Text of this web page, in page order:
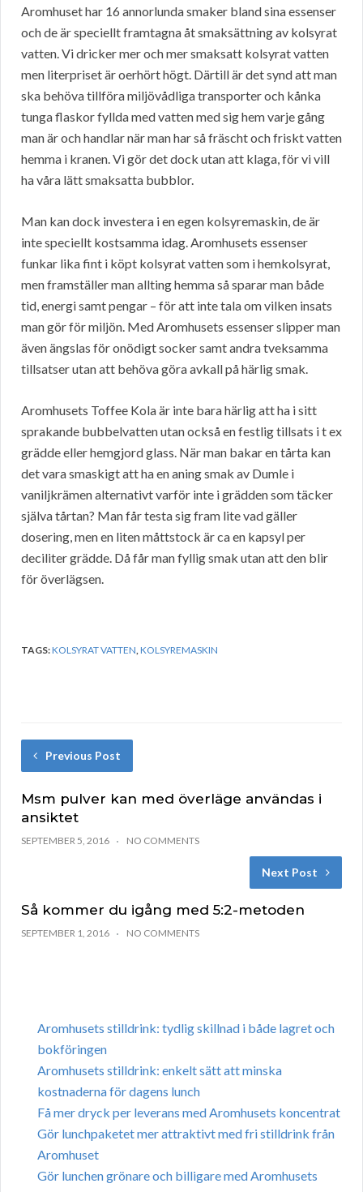
Aromhuset har 16 annorlunda smaker bland sina essenser
och de är speciellt framtagna åt smaksättning av kolsyrat
vatten. Vi dricker mer och mer smaksatt kolsyrat vatten
men literpriset är oerhört högt. Därtill är det synd att man
ska behöva tillföra miljövådliga transporter och kånka
tunga flaskor fyllda med vatten med sig hem varje gång
man är och handlar när man har så fräscht och friskt vatten
hemma i kranen. Vi gör det dock utan att klaga, för vi vill
ha våra lätt smaksatta bubblor.
Man kan dock investera i en egen kolsyremaskin, de är
inte speciellt kostsamma idag. Aromhusets essenser
funkar lika fint i köpt kolsyrat vatten som i hemkolsyrat,
men framställer man allting hemma så sparar man både
tid, energi samt pengar – för att inte tala om vilken insats
man gör för miljön. Med Aromhusets essenser slipper man
även ängslas för onödigt socker samt andra tveksamma
tillsatser utan att behöva göra avkall på härlig smak.
Aromhusets Toffee Kola är inte bara härlig att ha i sitt
sprakande bubbelvatten utan också en festlig tillsats i t ex
grädde eller hemgjord glass. När man bakar en tårta kan
det vara smaskigt att ha en aning smak av Dumle i
vaniljkrämen alternativt varför inte i grädden som täcker
själva tårtan? Man får testa sig fram lite vad gäller
dosering, men en liten måttstock är ca en kapsyl per
deciliter grädde. Då får man fyllig smak utan att den blir
för överlägsen.
TAGS:KOLSYRAT VATTEN,KOLSYREMASKIN
Previous Post
Msm pulver kan med överläge användas i
ansiktet
SEPTEMBER 5, 2016 NO COMMENTS
Next Post
Så kommer du igång med 5:2-metoden
SEPTEMBER 1, 2016 NO COMMENTS
Aromhusets stilldrink: tydlig skillnad i både lagret och
bokföringen
Aromhusets stilldrink: enkelt sätt att minska
kostnaderna för dagens lunch
Få mer dryck per leverans med Aromhusets koncentrat
Gör lunchpaketet mer attraktivt med fri stilldrink från
Aromhuset
Gör lunchen grönare och billigare med Aromhusets